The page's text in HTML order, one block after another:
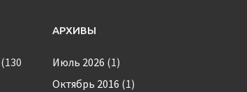
(130
АРХИВЫ
Июль 2026 (1)
Октябрь 2016 (1)